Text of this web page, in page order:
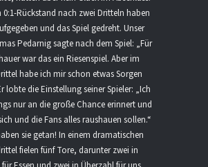
0:1-Rückstand nach zwei Dritteln haben
und das Spiel gedreht. Unser
Pedarnig sagte nach dem Spiel: „Für
war das ein Riesenspiel. Aber im
habe ich mir schon etwas Sorgen
lobte die Einstellung seiner Spieler: „Ich
nur an die große Chance erinnert und
und die Fans alles raushauen sollen.“
sie getan! In einem dramatischen
fielen fünf Tore, darunter zwei in